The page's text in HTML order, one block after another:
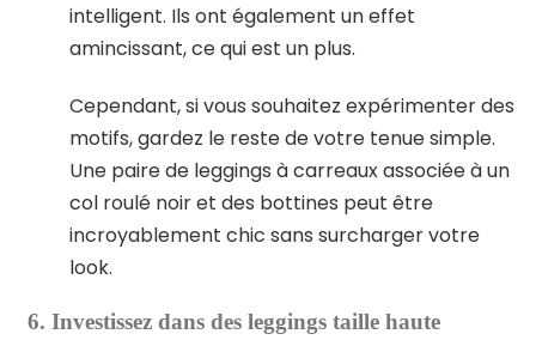
intelligent. Ils ont également un effet
amincissant, ce qui est un plus.
Cependant, si vous souhaitez expérimenter des
motifs, gardez le reste de votre tenue simple.
Une paire de leggings à carreaux associée à un
col roulé noir et des bottines peut être
incroyablement chic sans surcharger votre
look.
6. Investissez dans des leggings taille haute